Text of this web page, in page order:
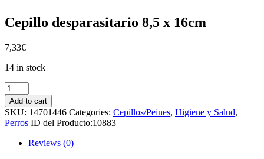
Cepillo desparasitario 8,5 x 16cm
7,33€
14 in stock
Cepillo
desparasitario
8,5
x
16cm
quantity
Add to cart
SKU: 14701446 Categories: Cepillos/Peines, Higiene y Salud,
Perros ID del Producto:10883
Reviews (0)